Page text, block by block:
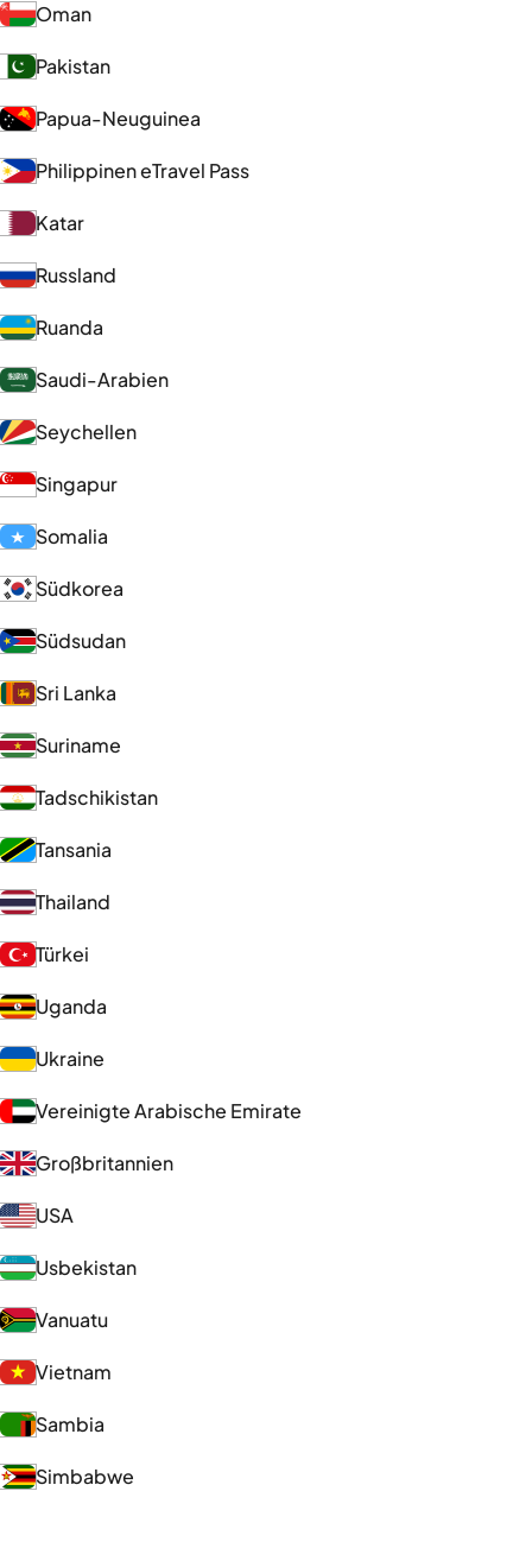
Oman
Pakistan
Papua-Neuguinea
Philippinen eTravel Pass
Katar
Russland
Ruanda
Saudi-Arabien
Seychellen
Singapur
Somalia
Südkorea
Südsudan
Sri Lanka
Suriname
Tadschikistan
Tansania
Thailand
Türkei
Uganda
Ukraine
Vereinigte Arabische Emirate
Großbritannien
USA
Usbekistan
Vanuatu
Vietnam
Sambia
Simbabwe